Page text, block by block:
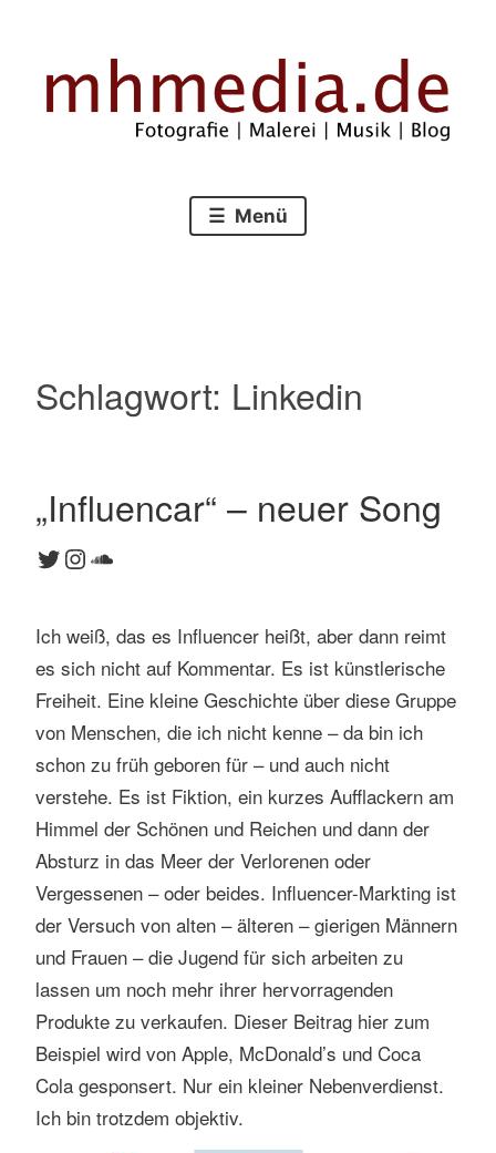
springen
mhmedia.de
Menü
Schlagwort: Linkedin
„Influencar“ – neuer Song
Twitter
Instagram
SoundCloud
Ich weiß, das es Influencer heißt, aber dann reimt
es sich nicht auf Kommentar. Es ist künstlerische
Freiheit. Eine kleine Geschichte über diese Gruppe
von Menschen, die ich nicht kenne – da bin ich
schon zu früh geboren für – und auch nicht
verstehe. Es ist Fiktion, ein kurzes Aufflackern am
Himmel der Schönen und Reichen und dann der
Absturz in das Meer der Verlorenen oder
Vergessenen – oder beides. Influencer-Markting ist
der Versuch von alten – älteren – gierigen Männern
und Frauen – die Jugend für sich arbeiten zu
lassen um noch mehr ihrer hervorragenden
Produkte zu verkaufen. Dieser Beitrag hier zum
Beispiel wird von Apple, McDonald’s und Coca
Cola gesponsert. Nur ein kleiner Nebenverdienst.
Ich bin trotzdem objektiv.
1
m
e
t
a
r